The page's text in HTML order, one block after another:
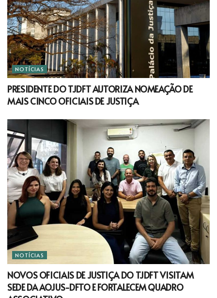
NOTÍCIAS
PRESIDENTE DO TJDFT AUTORIZA NOMEAÇÃO DE
MAIS CINCO OFICIAIS DE JUSTIÇA
NOTÍCIAS
NOVOS OFICIAIS DE JUSTIÇA DO TJDFT VISITAM
SEDE DA AOJUS-DFTO E FORTALECEM QUADRO